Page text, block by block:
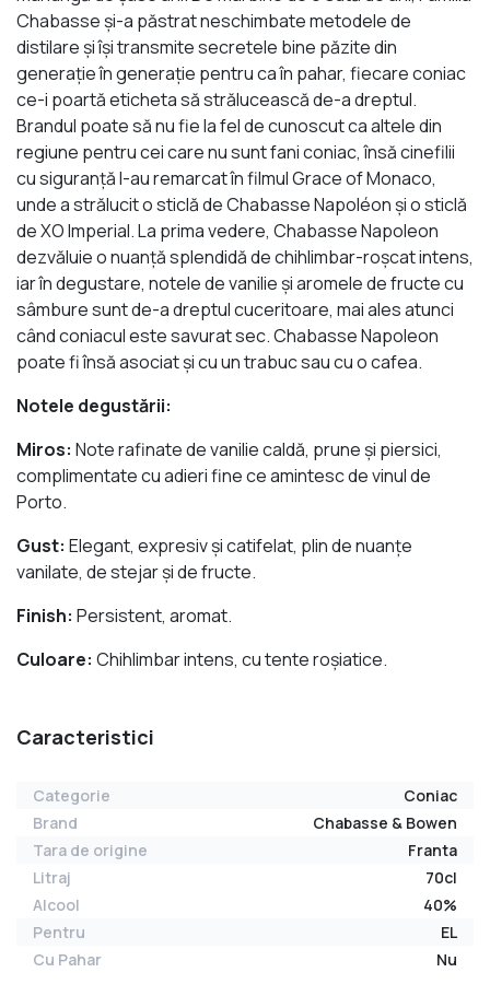
Chabasse și-a păstrat neschimbate metodele de
distilare și își transmite secretele bine păzite din
generație în generație pentru ca în pahar, fiecare coniac
ce-i poartă eticheta să strălucească de-a dreptul.
Brandul poate să nu fie la fel de cunoscut ca altele din
regiune pentru cei care nu sunt fani coniac, însă cinefilii
cu siguranță l-au remarcat în filmul Grace of Monaco,
unde a strălucit o sticlă de Chabasse Napoléon și o sticlă
de XO Imperial. La prima vedere, Chabasse Napoleon
dezvăluie o nuanță splendidă de chihlimbar-roșcat intens,
iar în degustare, notele de vanilie și aromele de fructe cu
sâmbure sunt de-a dreptul cuceritoare, mai ales atunci
când coniacul este savurat sec. Chabasse Napoleon
poate fi însă asociat și cu un trabuc sau cu o cafea.
Notele degustării:
Miros: Note rafinate de vanilie caldă, prune și piersici,
complimentate cu adieri fine ce amintesc de vinul de
Porto.
Gust: Elegant, expresiv și catifelat, plin de nuanțe
vanilate, de stejar și de fructe.
Finish: Persistent, aromat.
Culoare: Chihlimbar intens, cu tente roșiatice.
Caracteristici
Categorie
Coniac
Brand
Chabasse & Bowen
Tara de origine
Franta
Litraj
70cl
Alcool
40%
Pentru
EL
Cu Pahar
Nu